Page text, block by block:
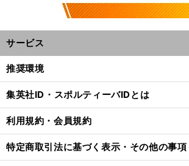
サービス
推奨環境
集英社ID・スポルティーバIDとは
利用規約・会員規約
特定商取引法に基づく表示・その他の事項